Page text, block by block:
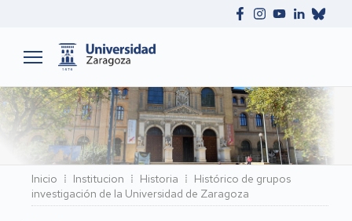
Ruta
de
Inicio Institucion Historia
Histórico de grupos
investigación de la Universidad de Zaragoza